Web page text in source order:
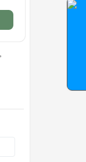
500.06р.